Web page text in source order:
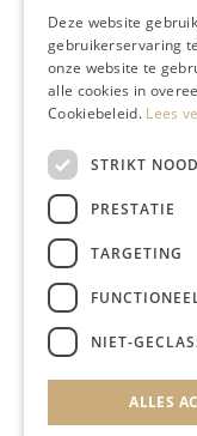
Deze website
gebruikerservaring
onze website te
alle cookies in
Cookiebeleid. Lees
STRIKT
PRESTATIE
TARGETING
NIET-
ALLES